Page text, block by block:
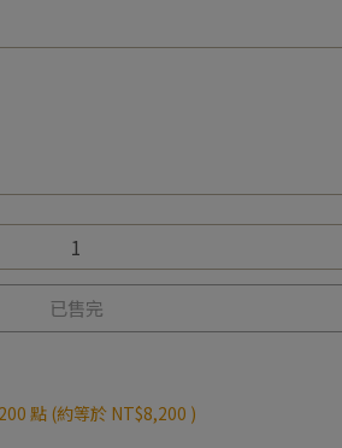
已售完
點 (約等於 NT$8,200 )